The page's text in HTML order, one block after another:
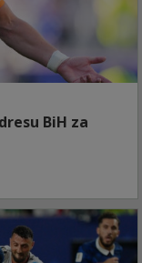
BiH za